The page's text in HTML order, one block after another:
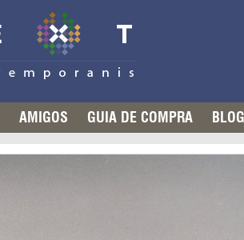
AMIGOS GUIA DE COMPRA BLOG